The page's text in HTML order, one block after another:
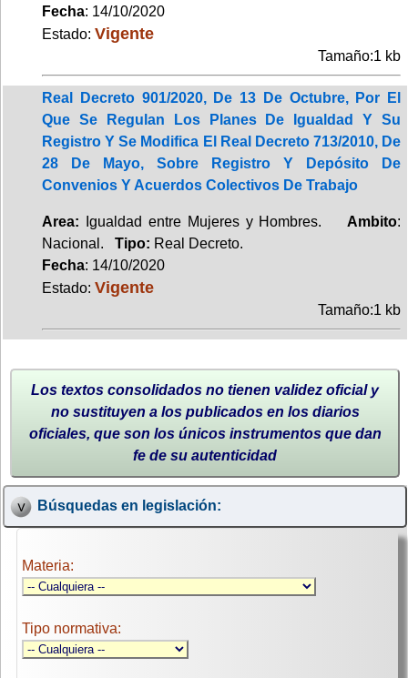
Fecha: 14/10/2020
Estado: Vigente
Tamaño:1 kb
Real Decreto 901/2020, De 13 De Octubre, Por El
Que Se Regulan Los Planes De Igualdad Y Su
Registro Y Se Modifica El Real Decreto 713/2010, De
28 De Mayo, Sobre Registro Y Depósito De
Convenios Y Acuerdos Colectivos De Trabajo
Area: Igualdad entre Mujeres y Hombres. Ambito:
Nacional. Tipo: Real Decreto.
Fecha: 14/10/2020
Estado: Vigente
Tamaño:1 kb
Los textos consolidados no tienen validez oficial y
no sustituyen a los publicados en los diarios
oficiales, que son los únicos instrumentos que dan
fe de su autenticidad
Búsquedas en legislación:
Materia:
Tipo normativa: